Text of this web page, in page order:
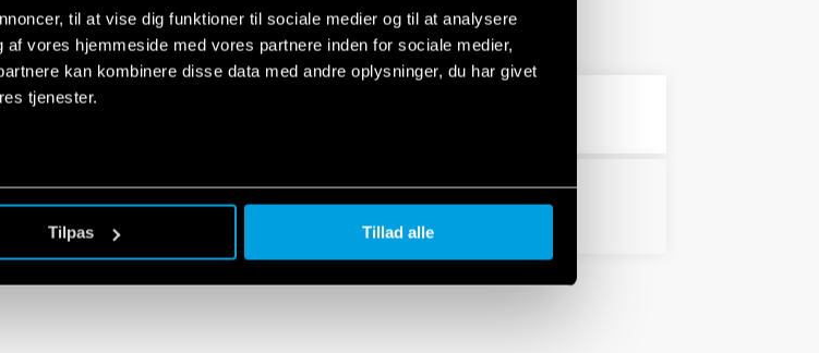
til at vise dig funktioner til sociale medier og til at analysere
vores hjemmeside med vores partnere inden for sociale medier,
kan kombinere disse data med andre oplysninger, du har givet
tjenester.
Tilpas Tillad alle
conductive liquids
liquid levels EN PDF